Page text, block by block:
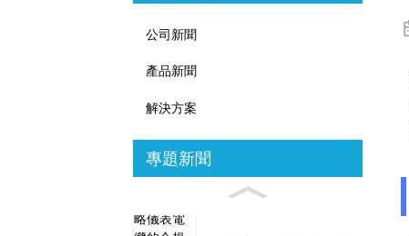
公司新聞
產品新聞
解決方案
專題新聞